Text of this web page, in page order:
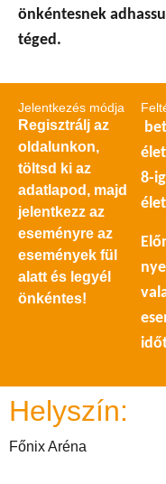
önkéntesnek
téged.
Jelentkezés módja
Regisztrálj az
oldalunkon,
töltsd ki az
adatlapod, majd
jelentkezz az
eseményre az
események fül
alatt és legyél
önkéntes!
8-
Helyszín:
Főnix Aréna